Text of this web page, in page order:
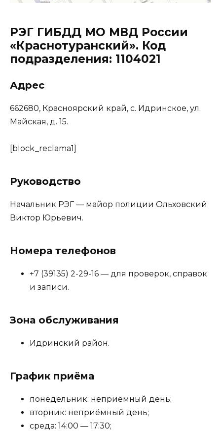
РЭГ ГИБДД МО МВД России
«Краснотуранский». Код
подразделения: 1104021
Адрес
662680, Красноярский край, с. Идринское, ул.
Майская, д. 15.
[block_reclama1]
Руководство
Начальник РЭГ — майор полиции Ольховский
Виктор Юрьевич.
Номера телефонов
+7 (39135) 2-29-16 — для проверок, справок
и записи.
Зона обслуживания
Идринский район.
График приёма
понедельник: неприёмный день;
вторник: неприёмный день;
среда: 14:00 — 17:30;